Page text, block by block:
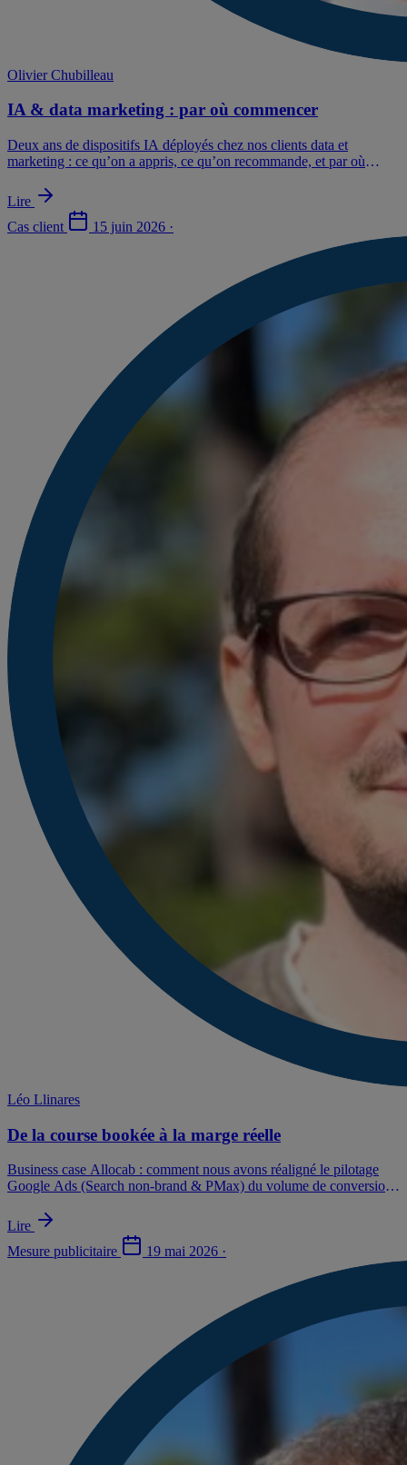
Olivier Chubilleau
IA & data marketing : par où commencer
Deux ans de dispositifs IA déployés chez nos clients data et
marketing : ce qu’on a appris, ce qu’on recommande, et par où
Lire
Cas client
15 juin 2026 ·
Léo Llinares
De la course bookée à la marge réelle
Business case Allocab : comment nous avons réaligné le pilotage
Google Ads (Search non-brand & PMax) du volume de conversions
semaines, résultats et conditions de réussite.
Lire
Mesure publicitaire
19 mai 2026 ·